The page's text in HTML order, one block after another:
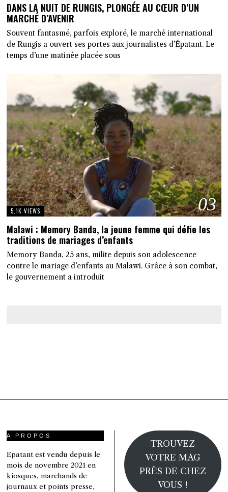
DANS LA NUIT DE RUNGIS, PLONGÉE AU CŒUR D’UN
MARCHÉ D’AVENIR
Souvent fantasmé, parfois exploré, le marché international
de Rungis a ouvert ses portes aux journalistes d’Épatant. Le
temps d’une matinée placée sous
03
5.1K VIEWS
Malawi : Memory Banda, la jeune femme qui défie les
traditions de mariages d’enfants
Memory Banda, 25 ans, milite depuis son adolescence
contre le mariage d’enfants au Malawi. Grâce à son combat,
le gouvernement a introduit
A PROPOS
Epatant est vendu depuis le
mois de novembre 2021 en
kiosques, marchands de
journaux et points presse,
TROUVEZ
VOTRE MAG
PRÈS DE CHEZ
VOUS !